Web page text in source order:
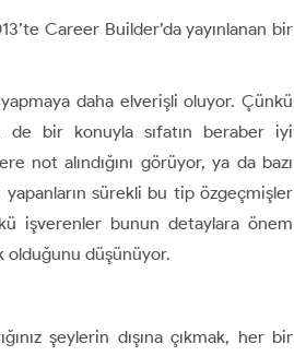
Career Builder’da yayınlanan bir
daha elverişli oluyor. Çünkü
de bir konuyla sıfatın beraber iyi
not alındığını görüyor, ya da bazı
yapanların sürekli bu tip özgeçmişler
işverenler bunun detaylara önem
olduğunu düşünüyor.
şeylerin dışına çıkmak, her bir